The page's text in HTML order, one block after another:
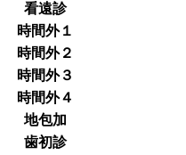
看遠診
時間外１
時間外２
時間外３
時間外４
地包加
歯初診